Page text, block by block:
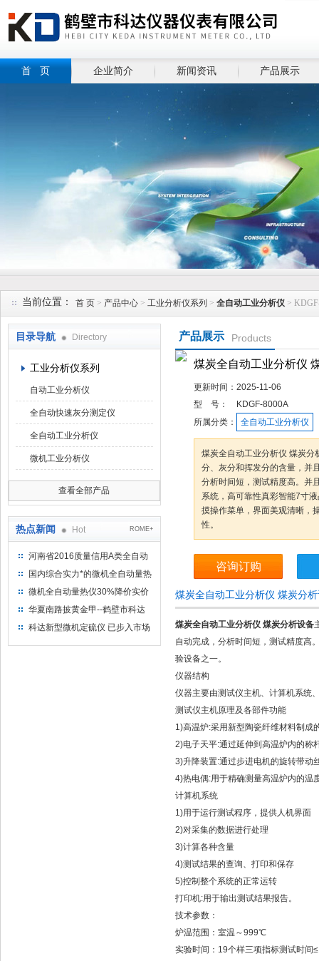
首 页 企业简介 新闻资讯 产品展示
当前位置： 首 页 > 产品中心 > 工业分析仪系列 > 全自动工业分析仪 >
目录导航 Directory
工业分析仪系列
自动工业分析仪
全自动快速灰分测定仪
全自动工业分析仪
微机工业分析仪
查看全部产品
热点新闻 Hot ROME+
河南省2016质量信用A类全自动
量热仪
国内综合实力*的微机全自动量热
仪制造企业
微机全自动量热仪30%降价实价
出售
华夏南路披黄金甲--鹤壁市科达
仪器仪表有限公司
科达新型微机定硫仪 已步入市场
产品展示 Products
煤炭全自动工业分析仪
更新时间： 2025-11-06
型 号：
KDGF-8000A
所属分类：
全自动工业分析仪
煤炭全自动工业分析仪 煤炭分
分、灰分和挥发分的含量，并
分析时间短，测试精度高。并
系统，高可靠性真彩智能7寸
摸操作菜单，界面美观清晰，
性。
咨询订购
煤炭全自动工业分析仪 煤炭分
煤炭全自动工业分析仪 煤炭分析设备
自动完成，分析时间短，测试精度高
验设备之一。
仪器结构
仪器主要由测试仪主机、计算机系统
测试仪主机原理及各部件功能
1)高温炉:采用新型陶瓷纤维材料制
2)电子天平:通过延伸到高温炉内的称
3)升降装置:通过步进电机的旋转带动
4)热电偶:用于精确测量高温炉内的温
计算机系统
1)用于运行测试程序，提供人机界面
2)对采集的数据进行处理
3)计算各种含量
4)测试结果的查询、打印和保存
5)控制整个系统的正常运转
打印机:用于输出测试结果报告。
技术参数：
炉温范围：室温～999℃
实验时间：19个样三项指标测试时间